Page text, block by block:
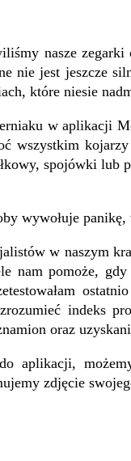
nasze
nie jest jeszcze
które niesie
w aplikacji
wszystkim
spojówki lub
wywołuje
w naszym
nam pomoże,
indeks
oraz
aplikacji,
zdjęcie